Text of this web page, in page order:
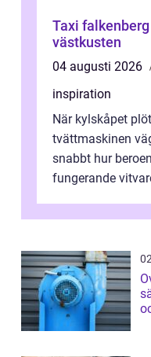
Taxi falkenberg smidiga resor längs
västkusten
04 augusti 2026
inspiration
När kylskåpet
tvättmaskinen
snabbt hur
fungerande
vitvaruservice